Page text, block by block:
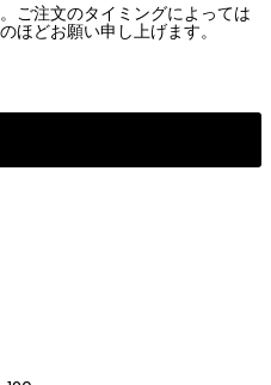
ご注文のタイミングによっては
ほどお願い申し上げます。